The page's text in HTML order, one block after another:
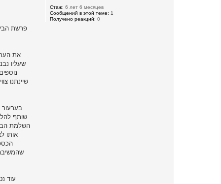
Стаж: 6 лет 6 месяцев
Сообщений в этой теме: 1
Получено реакций: 0
את
שעליו
שותף